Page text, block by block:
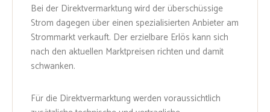
Bei der Direktvermarktung wird der überschüssige
Strom dagegen über einen spezialisierten Anbieter am
Strommarkt verkauft. Der erzielbare Erlös kann sich
nach den aktuellen Marktpreisen richten und damit
schwanken.
Für die Direktvermarktung werden voraussichtlich